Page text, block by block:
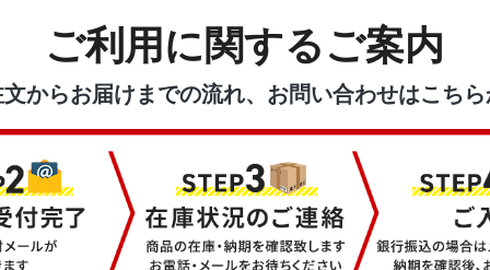
ご利用に関するご案内
からお届けまでの流れ、お問い合わせはこち